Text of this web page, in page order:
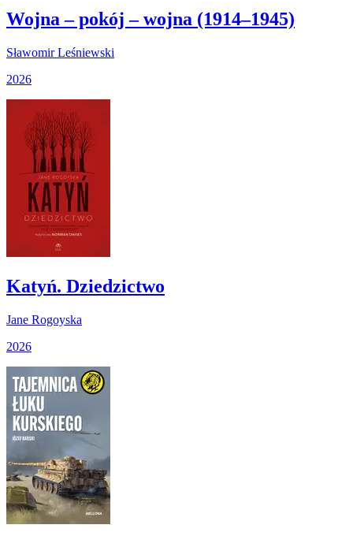
Wojna – pokój – wojna (1914–1945)
Sławomir Leśniewski
2026
Katyń. Dziedzictwo
Jane Rogoyska
2026